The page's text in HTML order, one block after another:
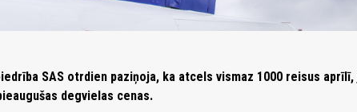
SAS otrdien paziņoja, ka atcels vismaz 1000 reisus aprīlī,
degvielas cenas.